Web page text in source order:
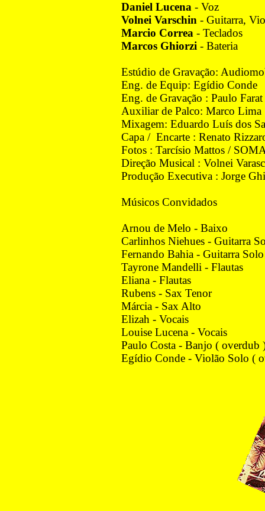
Daniel Lucena - Voz
Volnei Varschin - Guitarra,
Marcio Correa - Teclados
Marcos Ghiorzi - Bateria
Estúdio de Gravação:
Eng. de Equip: Egídio Conde
Eng. de Gravação : Paulo Farat
Auxiliar de Palco: Marco Lima
Mixagem: Eduardo Luís dos
Capa / Encarte : Renato
Fotos : Tarcísio Mattos /
Direção Musical : Volnei
Produção Executiva : Jorge
Músicos Convidados
Arnou de Melo - Baixo
Carlinhos Niehues - Guitarra
Fernando Bahia - Guitarra
Tayrone Mandelli - Flautas
Eliana - Flautas
Rubens - Sax Tenor
Márcia - Sax Alto
Elizah - Vocais
Louise Lucena - Vocais
Paulo Costa - Banjo ( overdub
Egídio Conde - Violão Solo (